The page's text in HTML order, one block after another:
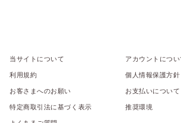
当サイトについて アカウントについ
利用規約 個人情報保護方針
お客さまへのお願い お支払いについて
特定商取引法に基づく表示 推奨環境